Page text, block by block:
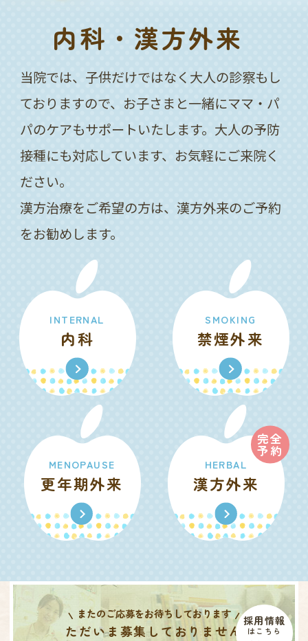
内科・漢方外来
当院では、子供だけではなく大人の診察もし
ておりますので、お子さまと一緒にママ・パ
パのケアもサポートいたします。大人の予防
接種にも対応しています、お気軽にご来院く
ださい。
漢方治療をご希望の方は、漢方外来のご予約
をお勧めします。
INTERNAL
内科
SMOKING
禁煙外来
MENOPAUSE
更年期外来
HERBAL
漢方外来
完全
予約
またのご応募をお待ちしております
ただいま募集しておりません
採用情報
はこちら